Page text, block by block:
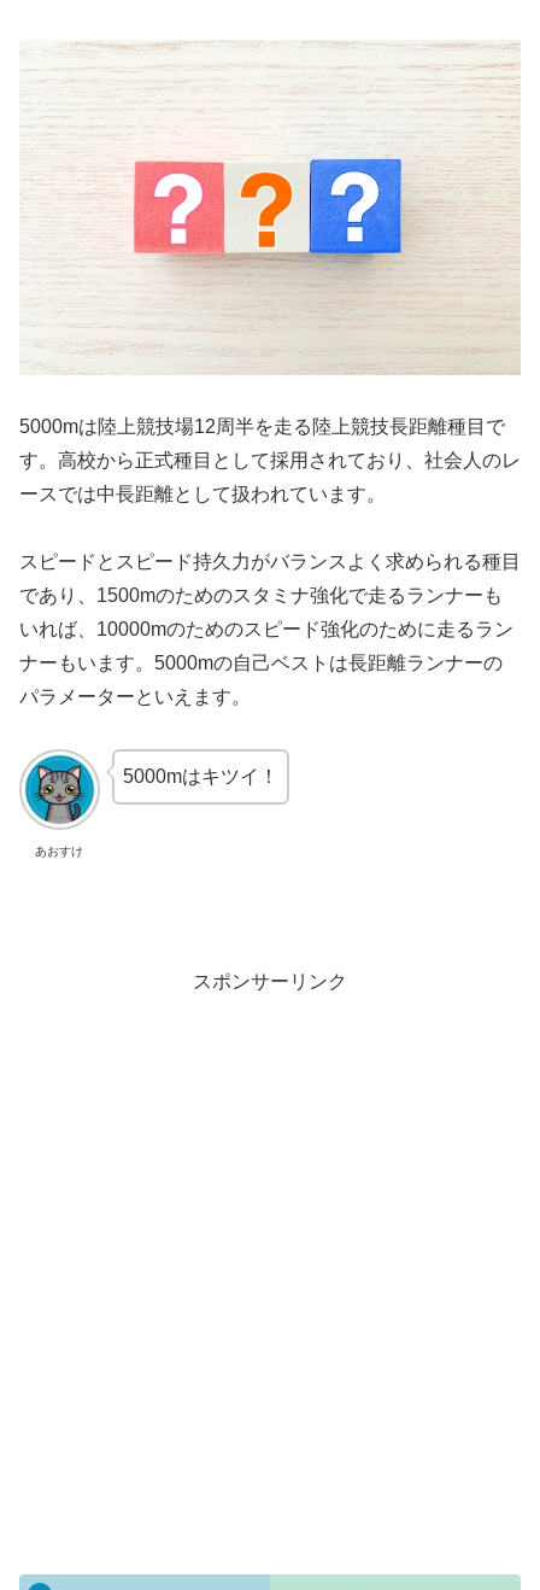
5000mは陸上競技場12周半を走る陸上競技長距離種目で
す。高校から正式種目として採用されており、社会人のレ
ースでは中長距離として扱われています。
スピードとスピード持久力がバランスよく求められる種目
であり、1500mのためのスタミナ強化で走るランナーも
いれば、10000mのためのスピード強化のために走るラン
ナーもいます。5000mの自己ベストは長距離ランナーの
パラメーターといえます。
あおすけ
5000mはキツイ！
スポンサーリンク